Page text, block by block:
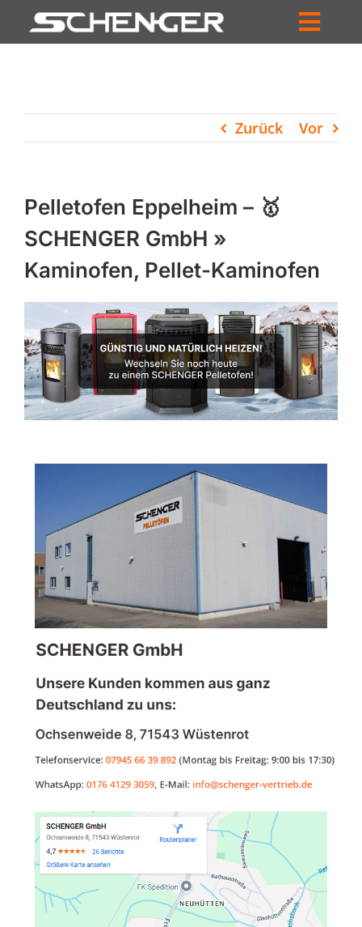
Inhalt
HÄNDLERSUCHE
UNTERNEHMEN
PROFIL
WARENKORB
PRODUCTS
SEARCH
Zurück Vor
Pelletofen Eppelheim – 🥇
SCHENGER GmbH »
Kaminofen, Pellet-Kaminofen